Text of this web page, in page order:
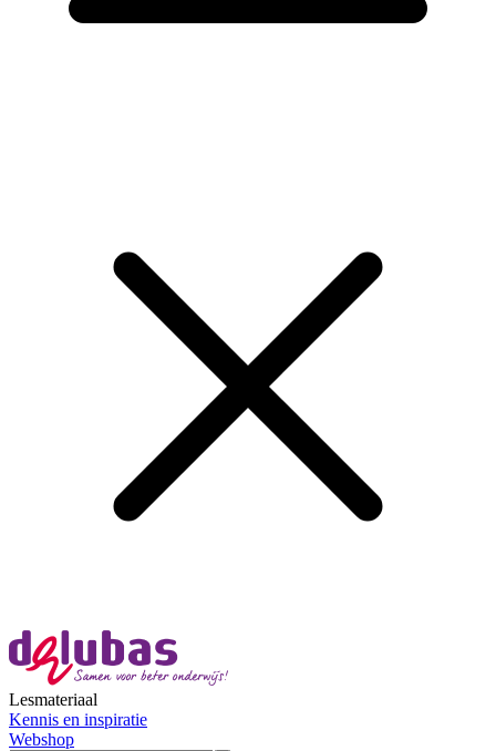
Lesmateriaal
Kennis en inspiratie
Webshop